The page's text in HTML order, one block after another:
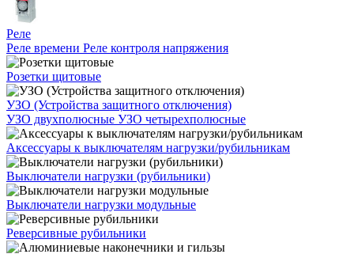
Реле
Реле времени Реле контроля напряжения
Розетки щитовые
УЗО (Устройства защитного отключения)
УЗО двухполюсные УЗО четырехполюсные
Аксессуары к выключателям нагрузки/рубильникам
Выключатели нагрузки (рубильники)
Выключатели нагрузки модульные
Реверсивные рубильники